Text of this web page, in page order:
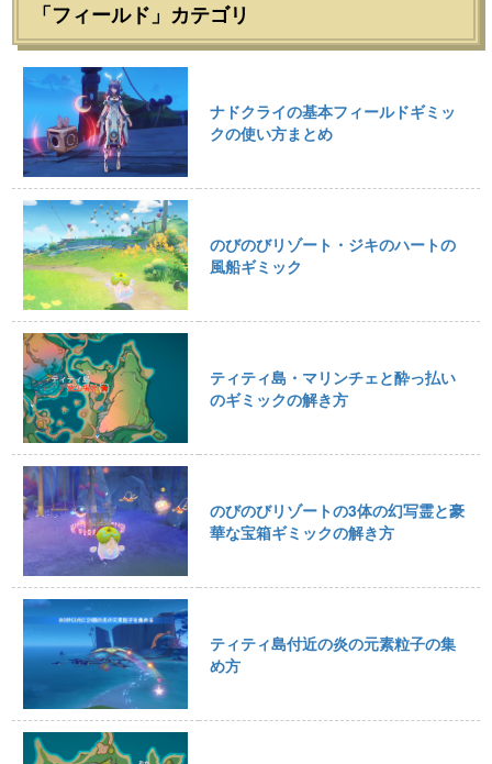
「フィールド」カテゴリ
ナドクライの基本フィールドギミッ
クの使い方まとめ
のびのびリゾート・ジキのハートの
風船ギミック
ティティ島・マリンチェと酔っ払い
のギミックの解き方
のびのびリゾートの3体の幻写霊と豪
華な宝箱ギミックの解き方
ティティ島付近の炎の元素粒子の集
め方